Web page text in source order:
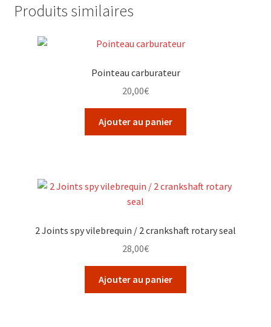
Produits similaires
Pointeau carburateur
20,00€
Ajouter au panier
2 Joints spy vilebrequin / 2 crankshaft rotary seal
28,00€
Ajouter au panier